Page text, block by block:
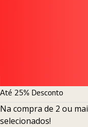
Até 25% Desconto
Na compra de 2 ou
selecionados!